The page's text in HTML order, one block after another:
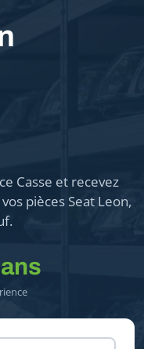
Casse et recevez
pièces Seat Leon,